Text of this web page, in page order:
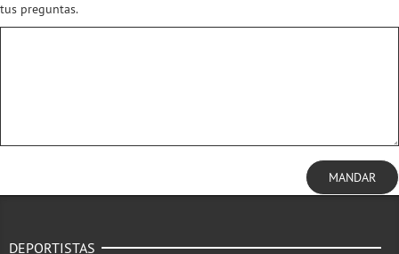
tus preguntas.
MANDAR
DEPORTISTAS